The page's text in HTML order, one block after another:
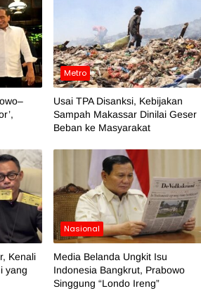
Metro
Usai TPA Disanksi, Kebijakan
Sampah Makassar Dinilai Geser
Beban ke Masyarakat
Kenali
yang
Nasional
Media Belanda Ungkit Isu
Indonesia Bangkrut, Prabowo
Singgung “Londo Ireng”